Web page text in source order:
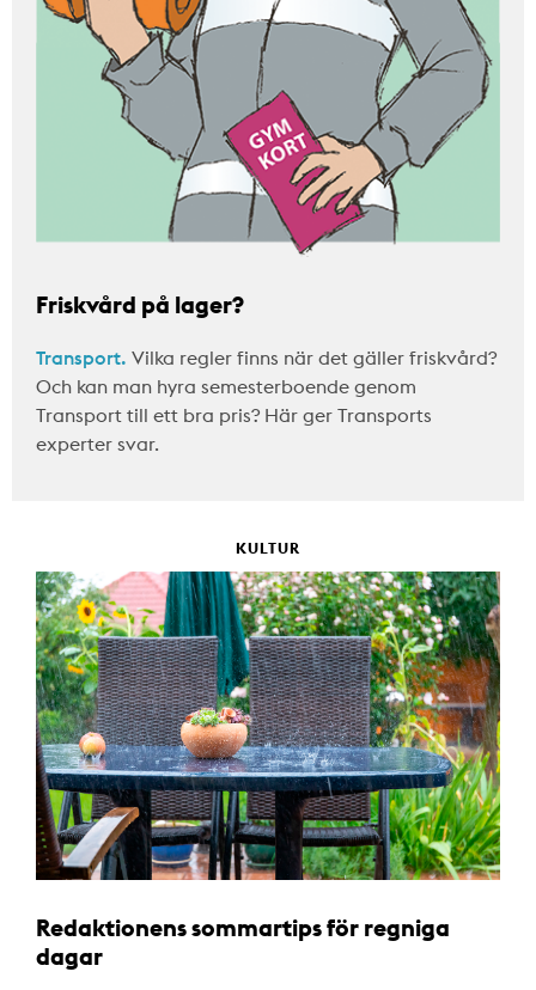
Friskvård på lager?
Transport. Vilka regler finns när det gäller friskvård?
Och kan man hyra semesterboende genom
Transport till ett bra pris? Här ger Transports
experter svar.
KULTUR
Redaktionens sommartips för regniga
dagar